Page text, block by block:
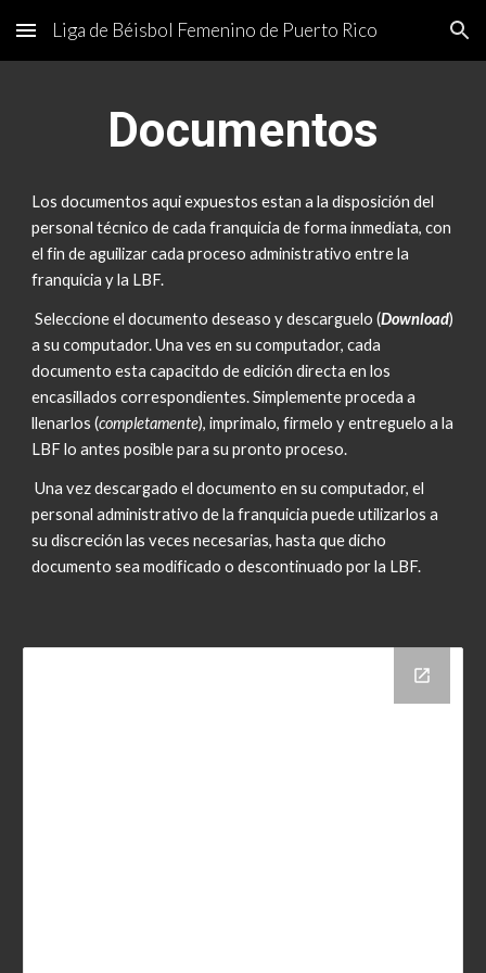
Skip to main content Skip to navigation
Liga de Béisbol Femenino de Puerto Rico
Documentos
Los documentos aqui expuestos estan a la disposición del
personal técnico de cada franquicia de forma inmediata, con
el fin de aguilizar cada proceso administrativo entre la
franquicia y la LBF.
Seleccione el documento deseaso y descarguelo (Download)
a su computador. Una ves en su computador, cada
documento esta capacitdo de edición directa en los
encasillados correspondientes. Simplemente proceda a
llenarlos (completamente), imprimalo, firmelo y entreguelo a la
LBF lo antes posible para su pronto proceso.
Una vez descargado el documento en su computador, el
personal administrativo de la franquicia puede utilizarlos a
su discreción las veces necesarias, hasta que dicho
documento sea modificado o descontinuado por la LBF.